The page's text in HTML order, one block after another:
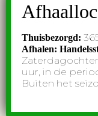
© Onlinepelletshop.
Thuisbezorgd:
Afhalen:
uur, in de
Buiten het